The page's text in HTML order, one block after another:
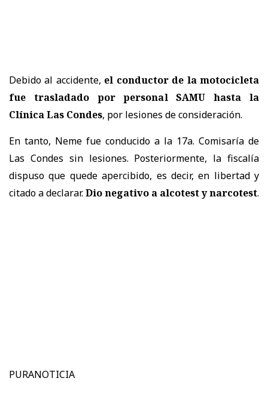
Debido al accidente, el conductor de la motocicleta
fue trasladado por personal SAMU hasta la
Clínica Las Condes, por lesiones de consideración.
En tanto, Neme fue conducido a la 17a. Comisaría de
Las Condes sin lesiones. Posteriormente, la fiscalía
dispuso que quede apercibido, es decir, en libertad y
citado a declarar.Dio negativo a alcotest y narcotest.
PURANOTICIA